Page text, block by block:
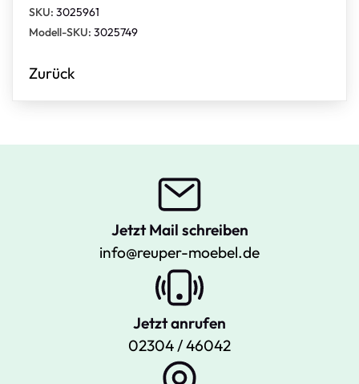
SKU: 3025961
Modell-SKU: 3025749
Zurück
Jetzt Mail schreiben
info@reuper-moebel.de
Jetzt anrufen
02304 / 46042